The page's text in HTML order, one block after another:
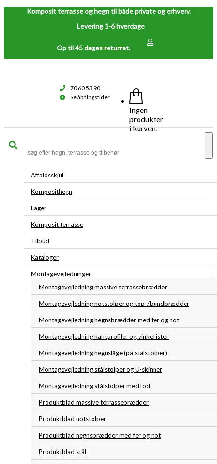
Komposit terrasse og hegn til både private og erhverv.
Levering 1-6 hverdage
Op til 45 dages returret.
70 60 53 90
Se åbningstider
Ingen
produkter
i kurven.
Affaldsskjul
Komposithegn
Låger
Komposit terrasse
Tilbud
Kataloger
Montagevejledninger
Montagevejledning massive terrassebrædder
Montagevejledning notstolper og top-/bundbrædder
Montagevejledning hegnsbrædder med fer og not
Montagevejledning kantprofiler og vinkellister
Montagevejledning hegnslåge (på stålstolper)
Montagevejledning stålstolper og U-skinner
Montagevejledning stålstolper med fod
Produktblad massive terrassebrædder
Produktblad notstolper
Produktblad hegnsbrædder med fer og not
Produktblad stål